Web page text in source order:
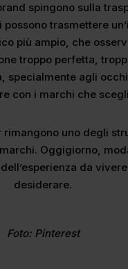
spingono sulla
trasmettere
più ampio, che
troppo perfetta,
specialmente agli
con i marchi che
uno degli
Oggigiorno,
da
desiderare.
Foto: Pinterest